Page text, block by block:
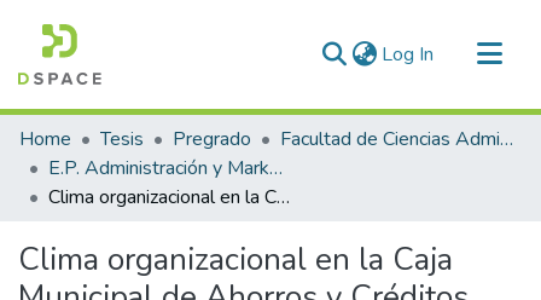
Log In (current)
Communities & Collections
All of DSpace
Statistics
Home Tesis Pregrado
Facultad de Ciencias Administrativas
E.P. Administración y Marketing
Clima organizacional en la Caja Municipal de Ahorros y Créditos Cusco - Agencia Ilave, Puno 2024
Clima organizacional en la Caja